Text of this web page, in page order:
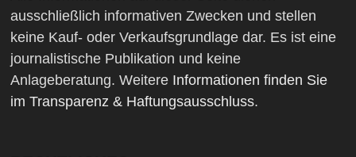
ausschließlich informativen Zwecken und stellen
keine Kauf- oder Verkaufsgrundlage dar. Es ist eine
journalistische Publikation und keine
Anlageberatung. Weitere Informationen finden Sie
im Transparenz & Haftungsausschluss.